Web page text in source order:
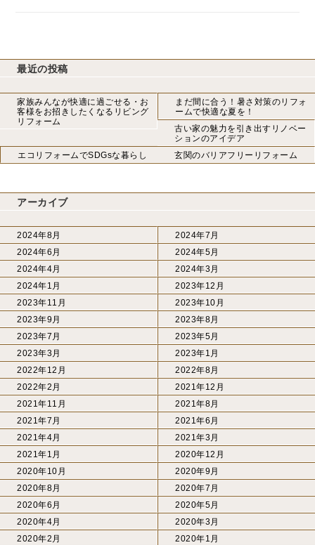
最近の投稿
家族みんなが快適に過ごせる・お
客様をお招きしたくなるリビング
リフォーム
まだ間に合う！暑さ対策のリフォ
ームで快適な夏を！
古い家の魅力を引き出すリノベー
ションのアイデア
エコリフォームでSDGsな暮らし
玄関のバリアフリーリフォーム
アーカイブ
2024年8月
2024年7月
2024年6月
2024年5月
2024年4月
2024年3月
2024年1月
2023年12月
2023年11月
2023年10月
2023年9月
2023年8月
2023年7月
2023年5月
2023年3月
2023年1月
2022年12月
2022年8月
2022年2月
2021年12月
2021年11月
2021年8月
2021年7月
2021年6月
2021年4月
2021年3月
2021年1月
2020年12月
2020年10月
2020年9月
2020年8月
2020年7月
2020年6月
2020年5月
2020年4月
2020年3月
2020年2月
2020年1月